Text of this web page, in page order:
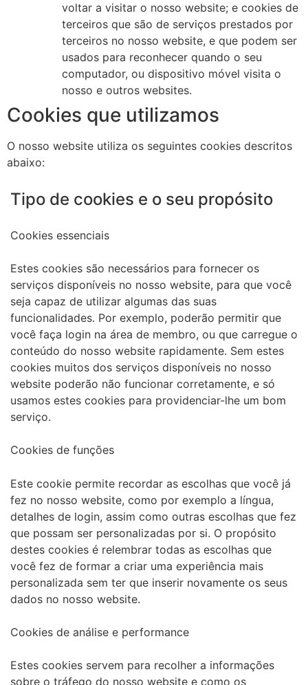
voltar a visitar o nosso website; e cookies de
terceiros que são de serviços prestados por
terceiros no nosso website, e que podem ser
usados para reconhecer quando o seu
computador, ou dispositivo móvel visita o
nosso e outros websites.
Cookies que utilizamos
O nosso website utiliza os seguintes cookies descritos
abaixo:
Tipo de cookies e o seu propósito
Cookies essenciais
Estes cookies são necessários para fornecer os
serviços disponíveis no nosso website, para que você
seja capaz de utilizar algumas das suas
funcionalidades. Por exemplo, poderão permitir que
você faça login na área de membro, ou que carregue o
conteúdo do nosso website rapidamente. Sem estes
cookies muitos dos serviços disponíveis no nosso
website poderão não funcionar corretamente, e só
usamos estes cookies para providenciar-lhe um bom
serviço.
Cookies de funções
Este cookie permite recordar as escolhas que você já
fez no nosso website, como por exemplo a língua,
detalhes de login, assim como outras escolhas que fez
que possam ser personalizadas por si. O propósito
destes cookies é relembrar todas as escolhas que
você fez de formar a criar uma experiência mais
personalizada sem ter que inserir novamente os seus
dados no nosso website.
Cookies de análise e performance
Estes cookies servem para recolher a informações
sobre o tráfego do nosso website e como os